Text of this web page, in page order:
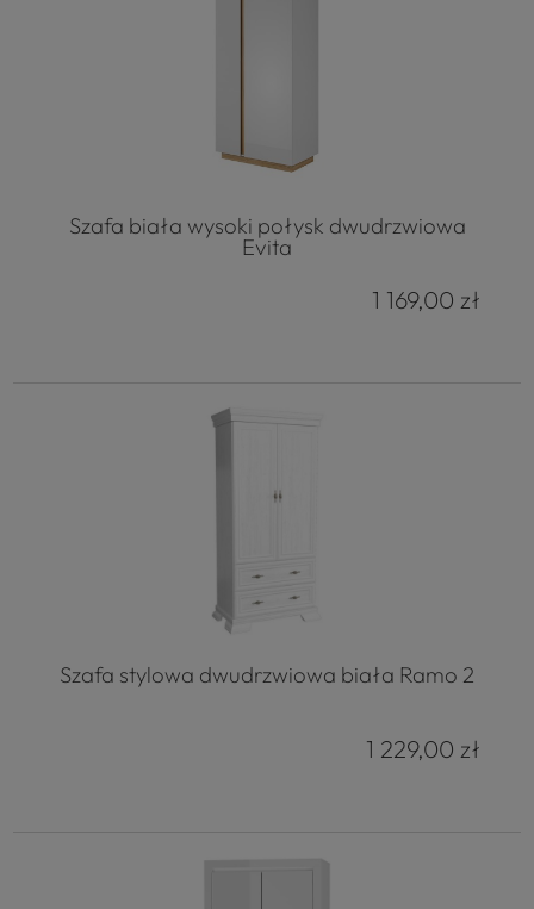
Szafa biała wysoki połysk dwudrzwiowa
Evita
1 169,00 zł
Szafa stylowa dwudrzwiowa biała Ramo 2
1 229,00 zł